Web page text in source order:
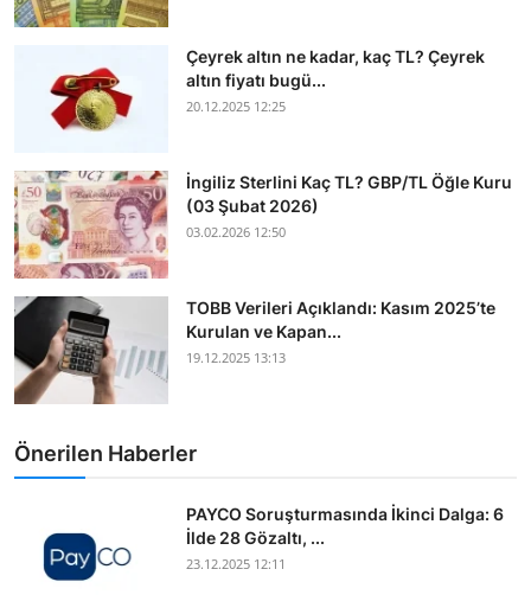
Çeyrek altın ne kadar, kaç TL? Çeyrek
altın fiyatı bugü...
20.12.2025 12:25
İngiliz Sterlini Kaç TL? GBP/TL Öğle Kuru
(03 Şubat 2026)
03.02.2026 12:50
TOBB Verileri Açıklandı: Kasım 2025’te
Kurulan ve Kapan...
19.12.2025 13:13
Önerilen Haberler
PAYCO Soruşturmasında İkinci Dalga: 6
İlde 28 Gözaltı, ...
23.12.2025 12:11